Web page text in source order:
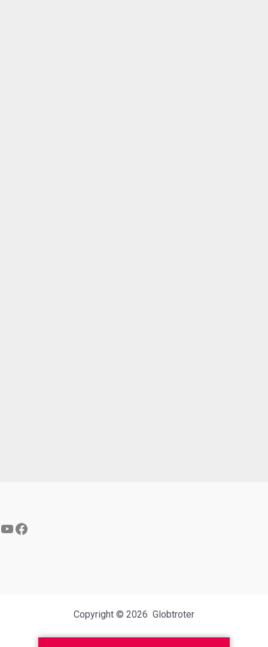
Copyright © 2026 Globtroter